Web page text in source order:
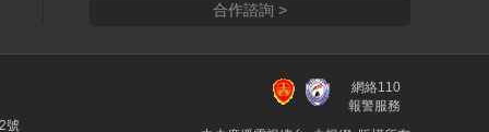
合作諮詢 >
號
網絡110
報警服務